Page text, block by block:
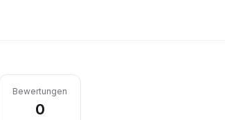
Bewertungen
0